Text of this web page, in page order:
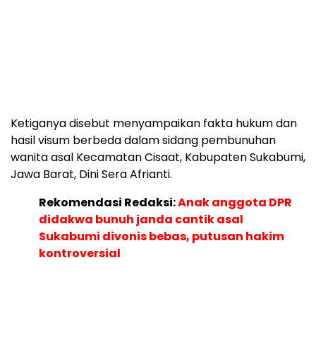
Ketiganya disebut menyampaikan fakta hukum dan
hasil visum berbeda dalam sidang pembunuhan
wanita asal Kecamatan Cisaat, Kabupaten Sukabumi,
Jawa Barat, Dini Sera Afrianti.
Rekomendasi Redaksi:Anak anggota DPR
didakwa bunuh janda cantik asal
Sukabumi divonis bebas, putusan hakim
kontroversial